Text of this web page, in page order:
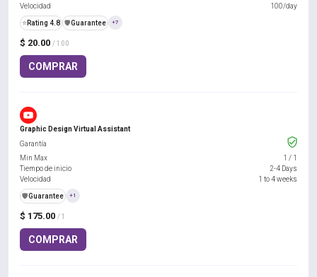
$ 20.00 / 100
COMPRAR
Velocidad
100/day
⭐ Rating 4.8 ️🛡️Guarantee +7
Graphic Design Virtual Assistant
$ 175.00 / 1
COMPRAR
Garantía
Min Max
1 / 1
Tiempo de inicio
2-4 Days
Velocidad
1 to 4 weeks
️🛡️Guarantee +1